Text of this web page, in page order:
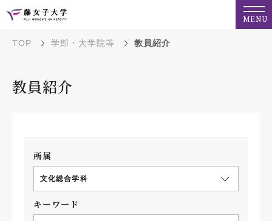
MENU
TOP 学部・大学院等 教員紹介
教員紹介
所属
文化総合学科
キーワード